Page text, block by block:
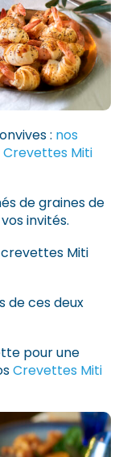
: nos
Crevettes Miti
de graines de
invités.
Miti
de ces deux
pour une
Crevettes Miti